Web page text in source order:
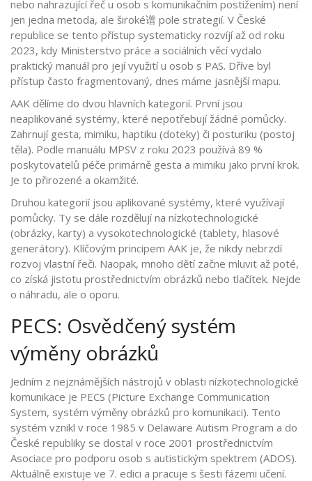
nebo nahrazující řeč u osob s komunikačním postižením) není
jen jedna metoda, ale široké谱 pole strategií. V České
republice se tento přístup systematicky rozvíjí až od roku
2023, kdy Ministerstvo práce a sociálních věcí vydalo
praktický manuál pro její využití u osob s PAS. Dříve byl
přístup často fragmentovaný, dnes máme jasnější mapu.
AAK dělíme do dvou hlavních kategorií. První jsou
neaplikované systémy, které nepotřebují žádné pomůcky.
Zahrnují gesta, mimiku, haptiku (doteky) či posturiku (postoj
těla). Podle manuálu MPSV z roku 2023 používá 89 %
poskytovatelů péče primárně gesta a mimiku jako první krok.
Je to přirozené a okamžité.
Druhou kategorií jsou aplikované systémy, které využívají
pomůcky. Ty se dále rozdělují na nízkotechnologické
(obrázky, karty) a vysokotechnologické (tablety, hlasové
generátory). Klíčovým principem AAK je, že nikdy nebrzdí
rozvoj vlastní řeči. Naopak, mnoho dětí začne mluvit až poté,
co získá jistotu prostřednictvím obrázků nebo tlačítek. Nejde
o náhradu, ale o oporu.
PECS: Osvědčený systém
výměny obrázků
Jedním z nejznámějších nástrojů v oblasti nízkotechnologické
komunikace je PECS (Picture Exchange Communication
System, systém výměny obrázků pro komunikaci). Tento
systém vznikl v roce 1985 v Delaware Autism Program a do
České republiky se dostal v roce 2001 prostřednictvím
Asociace pro podporu osob s autistickým spektrem (ADOS).
Aktuálně existuje ve 7. edici a pracuje s šesti fázemi učení.